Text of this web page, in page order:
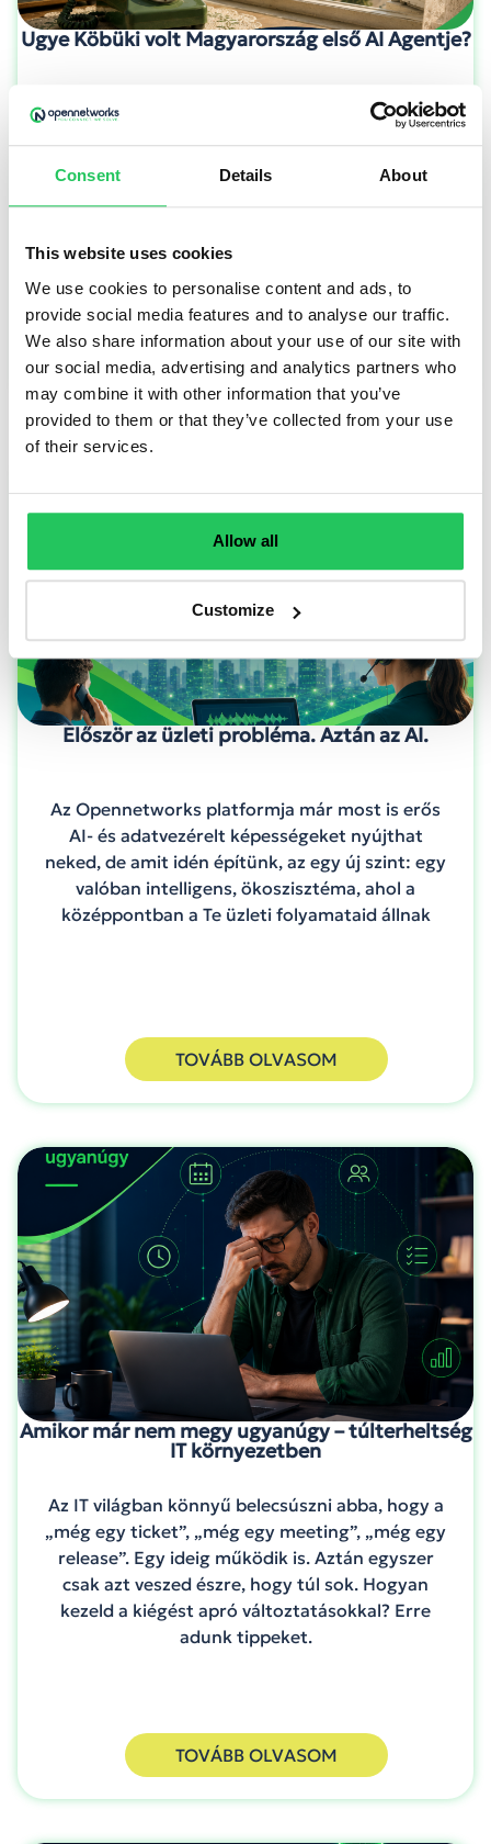
Consent Details About
This website uses cookies
We use cookies to personalise content and ads, to
provide social media features and to analyse our traffic.
We also share information about your use of our site with
our social media, advertising and analytics partners who
may combine it with other information that you’ve
provided to them or that they’ve collected from your use
of their services.
Allow all
Customize
Ugye Köbüki volt Magyarország első AI Agentje?
Sokunk számára a mesterséges intelligencia új
legtöbben már gyerekkorunkban találkoztunk
TOVÁBB OLVASOM
Először az üzleti probléma. Aztán az AI.
Az Opennetworks platformja már most is erős
AI- és adatvezérelt képességeket nyújthat
neked, de amit idén építünk, az egy új szint: egy
valóban intelligens, ökoszisztéma, ahol a
középpontban a Te üzleti folyamataid állnak
TOVÁBB OLVASOM
Amikor már nem megy ugyanúgy – túlterheltség
IT környezetben
Az IT világban könnyű belecsúszni abba, hogy a
„még egy ticket”, „még egy meeting”, „még egy
release”. Egy ideig működik is. Aztán egyszer
csak azt veszed észre, hogy túl sok. Hogyan
kezeld a kiégést apró változtatásokkal? Erre
adunk tippeket.
TOVÁBB OLVASOM